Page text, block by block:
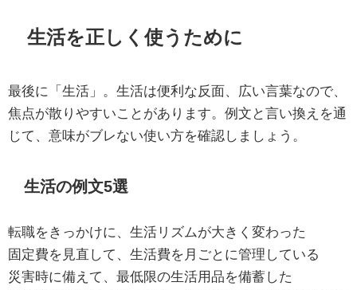
生活を正しく使うために
最後に「生活」。生活は便利な反面、広い言葉なので、
焦点が散りやすいことがあります。例文と言い換えを通
じて、意味がブレない使い方を確認しましょう。
生活の例文5選
転職をきっかけに、生活リズムが大きく変わった
固定費を見直して、生活費を月ごとに管理している
災害時に備えて、最低限の生活用品を備蓄した